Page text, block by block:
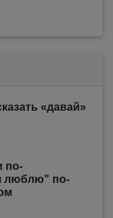
«давай»
по-
люблю" по-